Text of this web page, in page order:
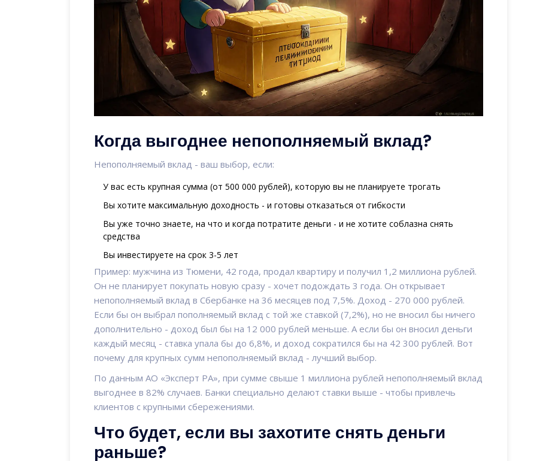
Когда выгоднее непополняемый вклад?
Непополняемый вклад - ваш выбор, если:
У вас есть крупная сумма (от 500 000 рублей), которую вы не планируете трогать
Вы хотите максимальную доходность - и готовы отказаться от гибкости
Вы уже точно знаете, на что и когда потратите деньги - и не хотите соблазна снять
средства
Вы инвестируете на срок 3-5 лет
Пример: мужчина из Тюмени, 42 года, продал квартиру и получил 1,2 миллиона рублей.
Он не планирует покупать новую сразу - хочет подождать 3 года. Он открывает
непополняемый вклад в Сбербанке на 36 месяцев под 7,5%. Доход - 270 000 рублей.
Если бы он выбрал пополняемый вклад с той же ставкой (7,2%), но не вносил бы ничего
дополнительно - доход был бы на 12 000 рублей меньше. А если бы он вносил деньги
каждый месяц - ставка упала бы до 6,8%, и доход сократился бы на 42 300 рублей. Вот
почему для крупных сумм непополняемый вклад - лучший выбор.
По данным АО «Эксперт РА», при сумме свыше 1 миллиона рублей непополняемый вклад
выгоднее в 82% случаев. Банки специально делают ставки выше - чтобы привлечь
клиентов с крупными сбережениями.
Что будет, если вы захотите снять деньги
раньше?